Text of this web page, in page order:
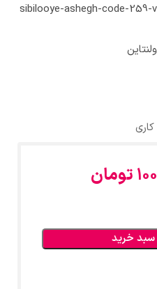
sibilooye-ashegh-code-259-
ولنتاین
تومان
سبد خرید